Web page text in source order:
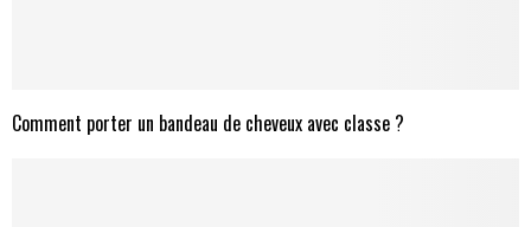
Comment porter un bandeau de cheveux avec classe ?